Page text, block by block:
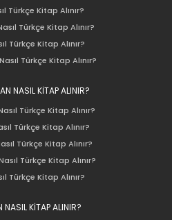
Türkçe Kitap Alınır?
Türkçe Kitap Alınır?
Türkçe Kitap Alınır?
Türkçe Kitap Alınır?
NASIL KİTAP ALINIR?
Türkçe Kitap Alınır?
Türkçe Kitap Alınır?
Türkçe Kitap Alınır?
Türkçe Kitap Alınır?
Türkçe Kitap Alınır?
NASIL KİTAP ALINIR?